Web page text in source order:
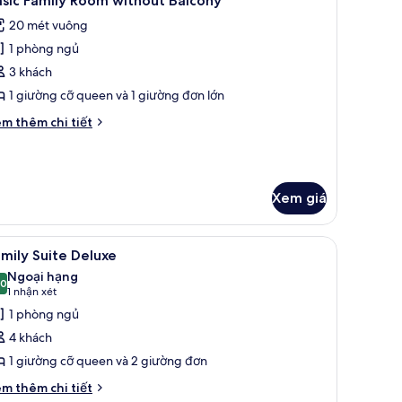
20 mét vuông
1 phòng ngủ
3 khách
1 giường cỡ queen và 1 giường đơn lớn
thêm chi tiết
Xem giá
két bảo mật tại phòng, bàn, phòng cách âmFamily Suite Deluxe | Chăn bông, két bảo
4 Suite Deluxe
trên 10
Ngoại hạng
1 nhận xét
(1
nhận
xét)
1 phòng ngủ
4 khách
1 giường cỡ queen và 2 giường đơn
thêm chi tiết